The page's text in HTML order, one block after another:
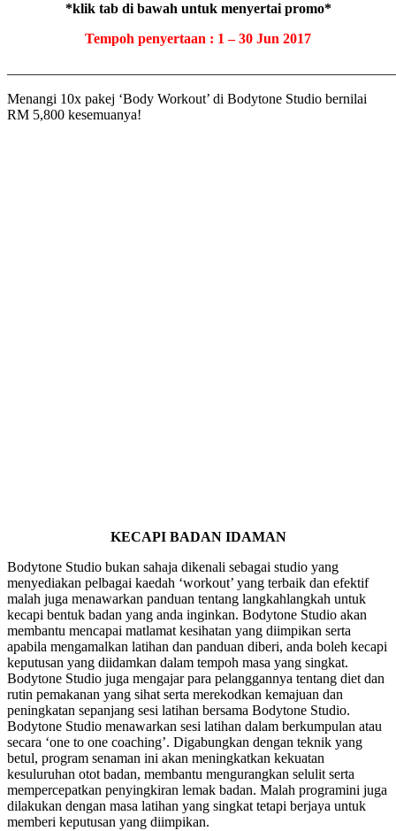
*klik tab di bawah untuk menyertai promo*
Tempoh penyertaan : 1 – 30 Jun 2017
Menangi 10x pakej ‘Body Workout’ di Bodytone Studio bernilai
RM 5,800 kesemuanya!
KECAPI BADAN IDAMAN
Bodytone Studio bukan sahaja dikenali sebagai studio yang
menyediakan pelbagai kaedah ‘workout’ yang terbaik dan efektif
malah juga menawarkan panduan tentang langkahlangkah untuk
kecapi bentuk badan yang anda inginkan. Bodytone Studio akan
membantu mencapai matlamat kesihatan yang diimpikan serta
apabila mengamalkan latihan dan panduan diberi, anda boleh kecapi
keputusan yang diidamkan dalam tempoh masa yang singkat.
Bodytone Studio juga mengajar para pelanggannya tentang diet dan
rutin pemakanan yang sihat serta merekodkan kemajuan dan
peningkatan sepanjang sesi latihan bersama Bodytone Studio.
Bodytone Studio menawarkan sesi latihan dalam berkumpulan atau
secara ‘one to one coaching’. Digabungkan dengan teknik yang
betul, program senaman ini akan meningkatkan kekuatan
kesuluruhan otot badan, membantu mengurangkan selulit serta
mempercepatkan penyingkiran lemak badan. Malah programini juga
dilakukan dengan masa latihan yang singkat tetapi berjaya untuk
memberi keputusan yang diimpikan.